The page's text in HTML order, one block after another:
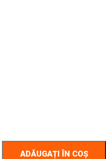
ADĂUGAȚI ÎN COȘ